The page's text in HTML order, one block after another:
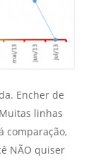
Encher de
linhas
comparação,
NÃO quiser